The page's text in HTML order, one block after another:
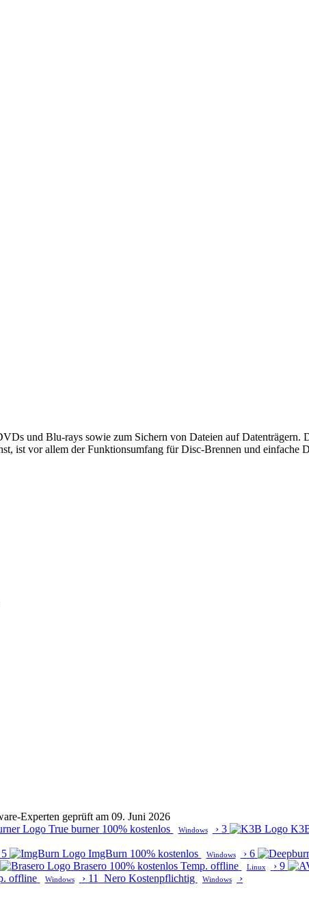
und Blu-rays sowie zum Sichern von Dateien auf Datenträgern.
ist vor allem der Funktionsumfang für Disc-Brennen und einfache
Experten geprüft am 09. Juni 2026
True burner 100% kostenlos Windows › 3
5 ImgBurn 100% kostenlos Windows › 6
Brasero 100% kostenlosTemp. offline Linux › 9
offline Windows › 11 Nero Kostenpflichtig Windows ›